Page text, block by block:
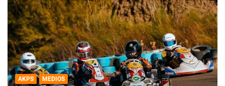
AKPS MEDIOS